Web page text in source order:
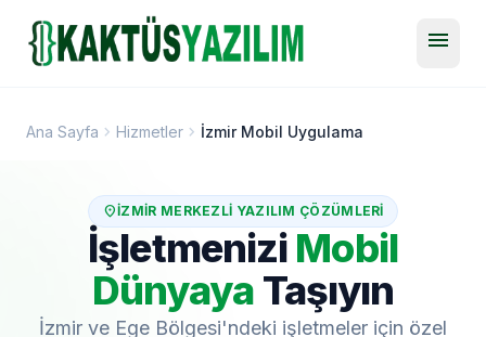
menu
Ana Sayfa chevron_right Hizmetler chevron_right İzmir Mobil Uygulama
location_onİZMIR MERKEZLI YAZILIM ÇÖZÜMLERI
İşletmenizi Mobil
Dünyaya Taşıyın
İzmir ve Ege Bölgesi'ndeki işletmeler için özel